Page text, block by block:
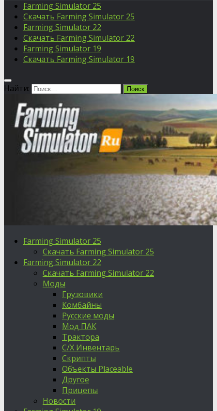
Farming Simulator 25
Скачать Farming Simulator 25
Farming Simulator 22
Скачать Farming Simulator 22
Farming Simulator 19
Скачать Farming Simulator 19
Найти:
Farming Simulator 25
Скачать Farming Simulator 25
Farming Simulator 22
Скачать Farming Simulator 22
Моды
Грузовики
Комбайны
Русские моды
Мод ПАК
Трактора
С/Х Инвентарь
Скрипты
Объекты Placeable
Другое
Прицепы
Новости